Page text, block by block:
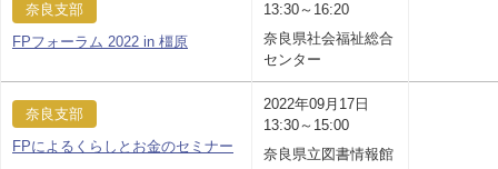
奈良支部
FPフォーラム 2022 in 橿原
13:30～16:20
奈良県社会福祉総合
センター
奈良支部
FPによるくらしとお金のセミナー
2022年09月17日
13:30～15:00
奈良県立図書情報館